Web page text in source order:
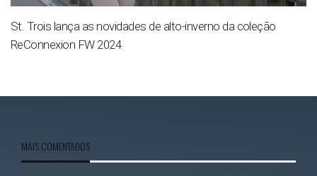
St. Trois lança as novidades de alto-inverno da coleção
ReConnexion FW 2024
MAIS COMENTADOS